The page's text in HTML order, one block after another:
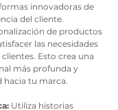
innovadoras de
del cliente.
de productos
las necesidades
Esto crea una
más profunda y
hacia tu marca.
Utiliza historias